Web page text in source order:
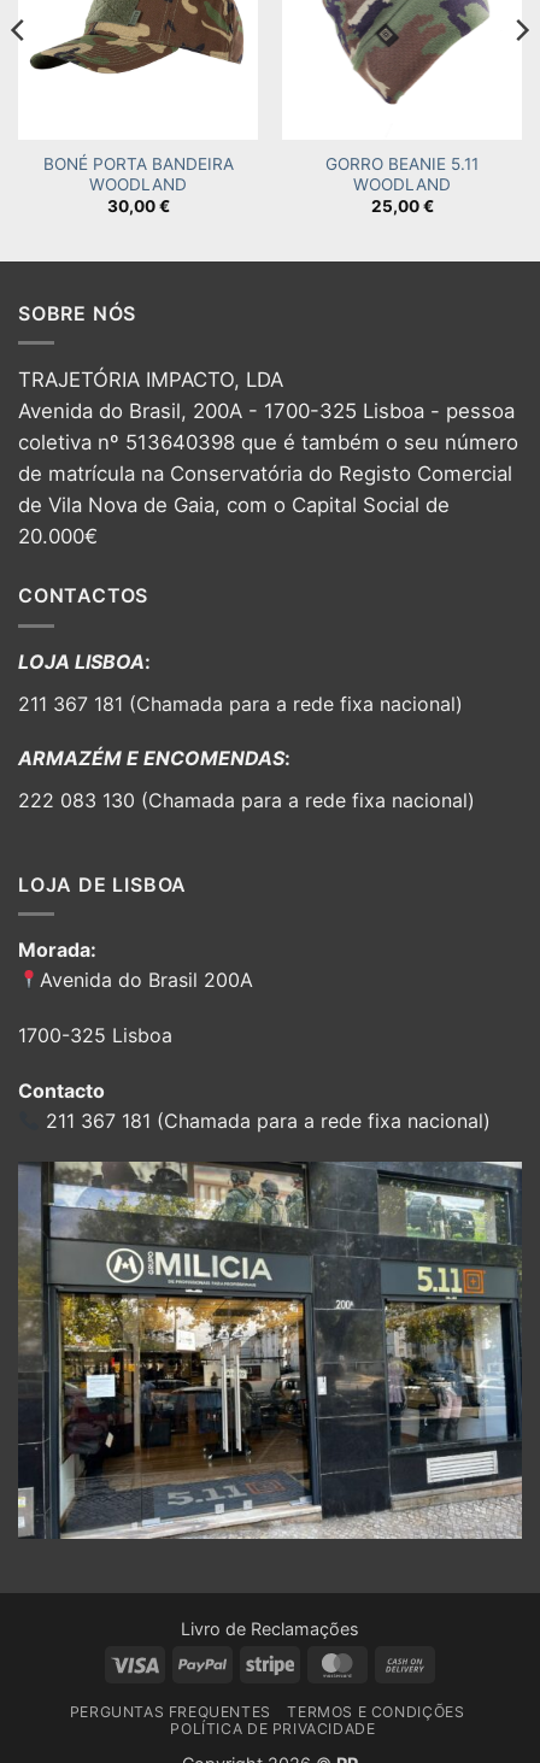
BONÉ PORTA BANDEIRA
WOODLAND
30,00€
GORRO BEANIE 5.11
WOODLAND
25,00€
SOBRE NÓS
TRAJETÓRIA IMPACTO, LDA
Avenida do Brasil, 200A - 1700-325 Lisboa - pessoa
coletiva nº 513640398 que é também o seu número
de matrícula na Conservatória do Registo Comercial
de Vila Nova de Gaia, com o Capital Social de
20.000€
CONTACTOS
LOJA LISBOA:
211 367 181 (Chamada para a rede fixa nacional)
ARMAZÉM E ENCOMENDAS:
222 083 130 (Chamada para a rede fixa nacional)
LOJA DE LISBOA
Morada:
Avenida do Brasil 200A
1700-325 Lisboa
Contacto
211 367 181 (Chamada para a rede fixa nacional)
Livro de Reclamações
Visa
PayPal Stripe MasterCard
Delivery
PERGUNTAS FREQUENTES
TERMOS E CONDIÇÕES
POLÍTICA DE PRIVACIDADE